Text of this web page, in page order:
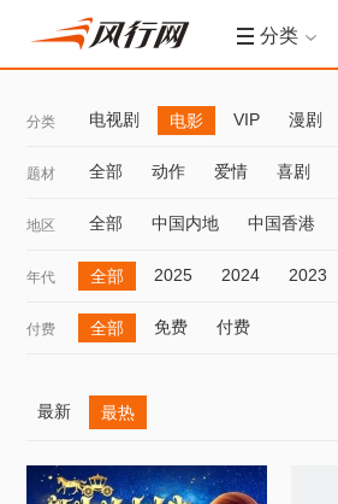
分类
分类 电视剧 电影 VIP 漫剧
题材 全部 动作 爱情 喜剧
地区 全部 中国内地 中国香港
年代 全部 2025 2024 2023
付费 全部 免费 付费
最新 最热